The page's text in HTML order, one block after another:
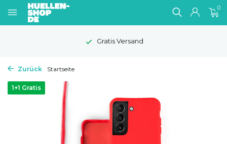
0
Gratis Versand
Zurück Startseite
1+1 Gratis